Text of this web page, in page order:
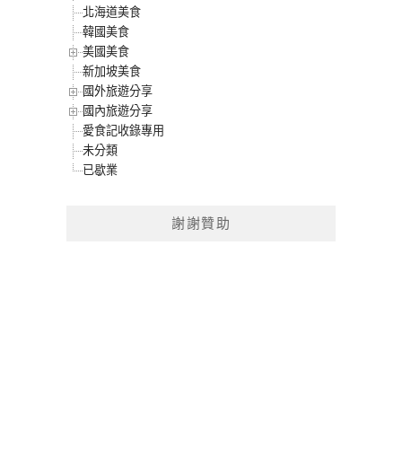
北海道美食
韓國美食
美國美食
新加坡美食
國外旅遊分享
國內旅遊分享
愛食記收錄專用
未分類
已歇業
謝謝贊助